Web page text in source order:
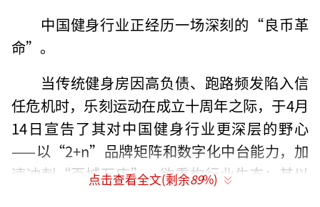
中国健身行业正经历一场深刻的“良币革
命”。
当传统健身房因高负债、跑路频发陷入信
任危机时，乐刻运动在成立十周年之际，于4月
14日宣告了其对中国健身行业更深层的野心
——以“2+n”品牌矩阵和数字化中台能力，加
速冲刺“百城万店”，欲重构行业生态：其以
点击查看全文(剩余89%)